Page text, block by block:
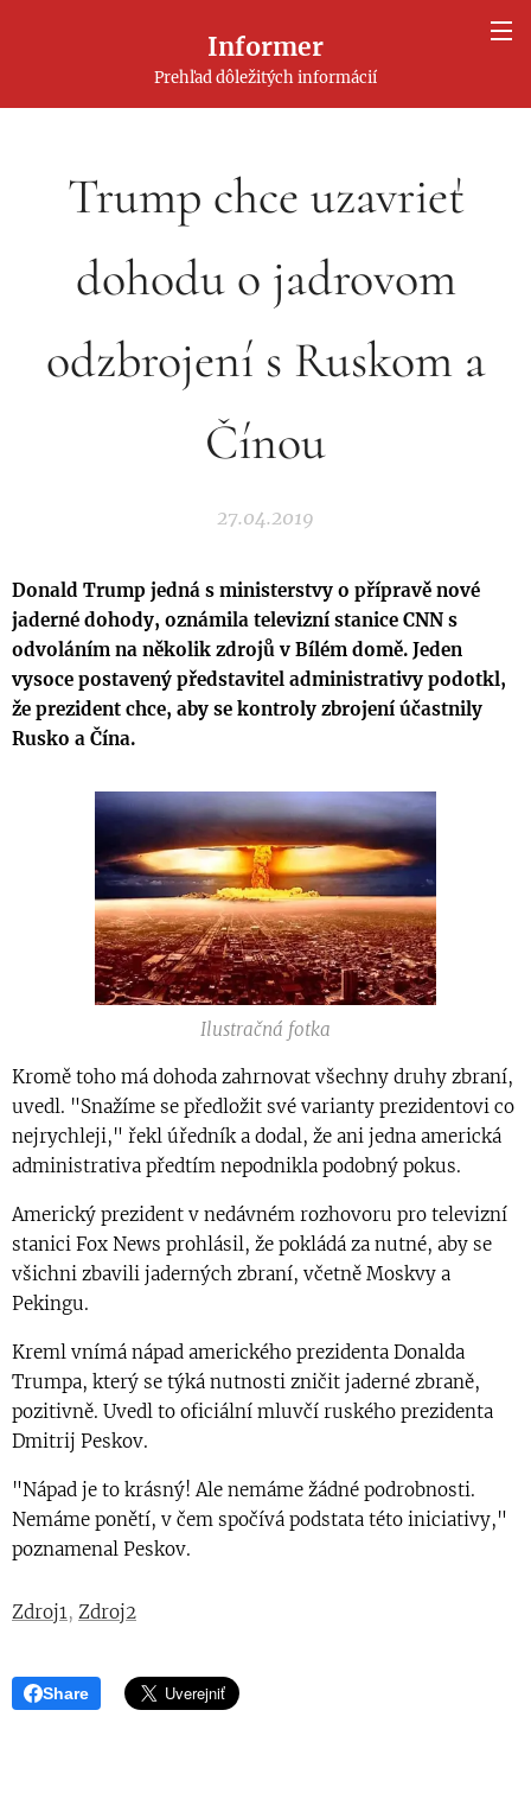
Informer
Prehľad dôležitých informácií
Trump chce uzavrieť
dohodu o jadrovom
odzbrojení s Ruskom a
Čínou
27.04.2019
Donald Trump jedná s ministerstvy o přípravě nové
jaderné dohody, oznámila televizní stanice CNN s
odvoláním na několik zdrojů v Bílém domě. Jeden
vysoce postavený představitel administrativy podotkl,
že prezident chce, aby se kontroly zbrojení účastnily
Rusko a Čína.
Ilustračná fotka
Kromě toho má dohoda zahrnovat všechny druhy zbraní,
uvedl. "Snažíme se předložit své varianty prezidentovi co
nejrychleji," řekl úředník a dodal, že ani jedna americká
administrativa předtím nepodnikla podobný pokus.
Americký prezident v nedávném rozhovoru pro televizní
stanici Fox News prohlásil, že pokládá za nutné, aby se
všichni zbavili jaderných zbraní, včetně Moskvy a
Pekingu.
Kreml vnímá nápad amerického prezidenta Donalda
Trumpa, který se týká nutnosti zničit jaderné zbraně,
pozitivně. Uvedl to oficiální mluvčí ruského prezidenta
Dmitrij Peskov.
"Nápad je to krásný! Ale nemáme žádné podrobnosti.
Nemáme ponětí, v čem spočívá podstata této iniciativy,"
poznamenal Peskov.
Zdroj1 , Zdroj2
Share